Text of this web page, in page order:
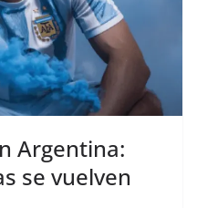
Argentina:
se vuelven